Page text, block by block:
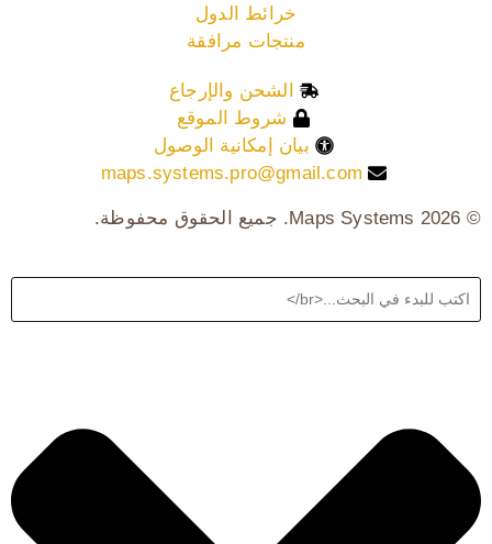
خرائط الدول
منتجات مرافقة
الشحن والإرجاع
شروط الموقع
بيان إمكانية الوصول
maps.systems.pro@gmail.com
© 2026 Maps Systems. جميع الحقوق محفوظة.